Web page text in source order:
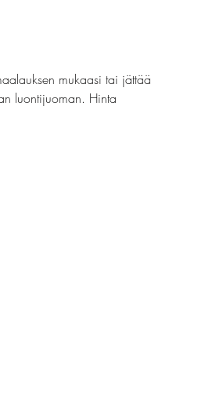
mukaasi tai jättää
luontijuoman. Hinta